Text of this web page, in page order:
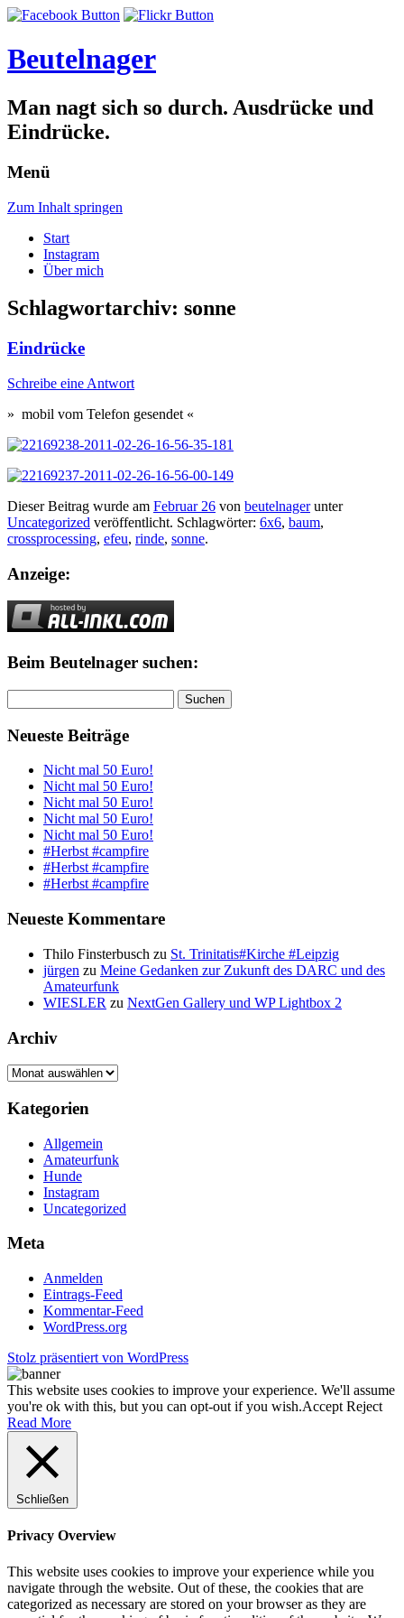
Beutelnager
Man nagt sich so durch. Ausdrücke und
Eindrücke.
Menü
Zum Inhalt springen
Start
Instagram
Über mich
Schlagwortarchiv: sonne
Eindrücke
Schreibe eine Antwort
» mobil vom Telefon gesendet «
Dieser Beitrag wurde am Februar 26 von beutelnagerunter
Uncategorized veröffentlicht. Schlagwörter: 6x6, baum,
crossprocessing, efeu, rinde, sonne.
Anzeige:
Beim Beutelnager suchen:
nach:
Neueste Beiträge
Nicht mal 50 Euro!
Nicht mal 50 Euro!
Nicht mal 50 Euro!
Nicht mal 50 Euro!
Nicht mal 50 Euro!
#Herbst #campfire
#Herbst #campfire
#Herbst #campfire
Neueste Kommentare
Thilo Finsterbusch zu St. Trinitatis#Kirche #Leipzig
jürgen zu Meine Gedanken zur Zukunft des DARC und des
Amateurfunk
WIESLER zu NextGen Gallery und WP Lightbox 2
Archiv
Archiv
Kategorien
Allgemein
Amateurfunk
Hunde
Instagram
Uncategorized
Meta
Anmelden
Eintrags-Feed
Kommentar-Feed
WordPress.org
Stolz präsentiert von WordPress
This website uses cookies to improve your experience. We'll assume
you're ok with this, but you can opt-out if you wish.Accept Reject
Read More
Schließen
Privacy Overview
This website uses cookies to improve your experience while you
navigate through the website. Out of these, the cookies that are
categorized as necessary are stored on your browser as they are